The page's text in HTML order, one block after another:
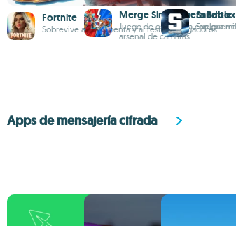
Fortnite
Sobrevive a la tormenta y al resto de jugadores
Merge Sink Kamera Battle
Juego de estrategia con
arsenal de cámaras
Explora
Apps de mensajería cifrada